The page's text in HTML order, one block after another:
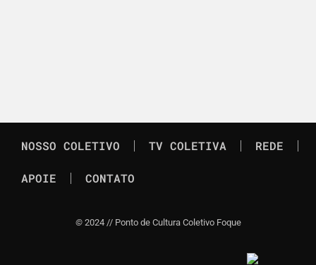
NOSSO COLETIVO TV COLETIVA REDE
APOIE CONTATO
© 2024 // Ponto de Cultura Coletivo Foque